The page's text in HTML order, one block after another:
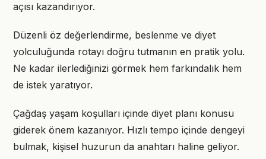
açısı kazandırıyor.
Düzenli öz değerlendirme, beslenme ve diyet
yolculuğunda rotayı doğru tutmanın en pratik yolu.
Ne kadar ilerlediğinizi görmek hem farkındalık hem
de istek yaratıyor.
Çağdaş yaşam koşulları içinde diyet planı konusu
giderek önem kazanıyor. Hızlı tempo içinde dengeyi
bulmak, kişisel huzurun da anahtarı haline geliyor.